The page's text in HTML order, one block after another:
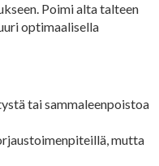
Poimi alta talteen
optimaalisella
tai sammaleenpoistoa
mutta